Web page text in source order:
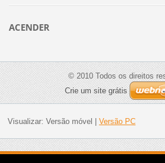
ACENDER
© 2010 Todos os direitos
Crie um site grátis
Visualizar: Versão móvel Versão PC